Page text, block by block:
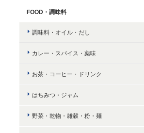
FOOD・調味料
調味料・オイル・だし
カレー・スパイス・薬味
お茶・コーヒー・ドリンク
はちみつ・ジャム
野菜・乾物・雑穀・粉・麺